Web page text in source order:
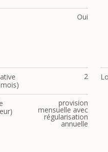
Oui
2
provision
mensuelle avec
régularisation
annuelle